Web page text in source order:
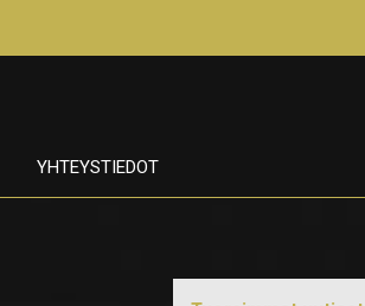
YHTEYSTIEDOT